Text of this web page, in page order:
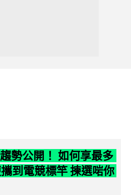
勢公開！ 如何享最多
到電競標竿 揀選啱你